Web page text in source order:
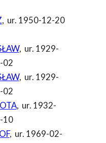
, ur. 1950-12-20
, ur. 1929-
02
, ur. 1929-
02
, ur. 1932-
10
, ur. 1969-02-